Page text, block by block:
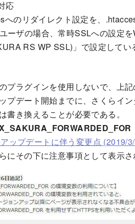
応
のリダイレクト設定を、
ーザの場合、常時SSLへの設定
RS WP SSL)」で設定してい
プラグインを使用しないで、上
プデート開始までに、さくらイ
書き換えることが必要である。
ップデートに伴う変更点 (2019/
にその下に注意事項として表示さ